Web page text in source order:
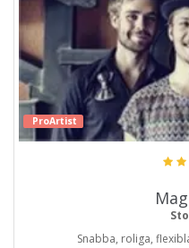
ProArtist
Snabba, roliga,